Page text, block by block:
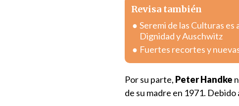
Revisa también
Seremi de las Culturas
Dignidad y Auschwitz
Fuertes recortes y
Por su parte, Peter Handke
de su madre en 1971.